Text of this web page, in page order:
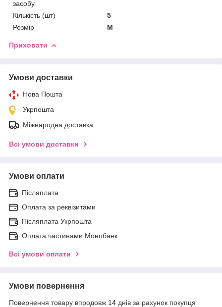
засобу
Кількість (шт)
5
Розмір
M
Приховати
Умови доставки
Нова Пошта
Укрпошта
Міжнародна доставка
Всі умови доставки
Умови оплати
Післяплата
Оплата за реквізитами
Післяплата Укрпошта
Оплата частинами Монобанк
Всі умови оплати
Умови повернення
Повернення товару впродовж 14 днів за рахунок покупця